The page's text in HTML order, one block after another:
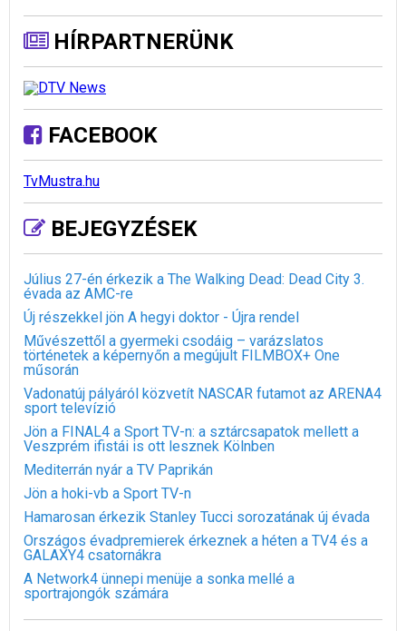
HÍRPARTNERÜNK
FACEBOOK
TvMustra.hu
BEJEGYZÉSEK
Július 27-én érkezik a The Walking Dead: Dead City 3.
évada az AMC-re
Új részekkel jön A hegyi doktor - Újra rendel
Művészettől a gyermeki csodáig – varázslatos
történetek a képernyőn a megújult FILMBOX+ One
műsorán
Vadonatúj pályáról közvetít NASCAR futamot az ARENA4
sport televízió
Jön a FINAL4 a Sport TV-n: a sztárcsapatok mellett a
Veszprém ifistái is ott lesznek Kölnben
Mediterrán nyár a TV Paprikán
Jön a hoki-vb a Sport TV-n
Hamarosan érkezik Stanley Tucci sorozatának új évada
Országos évadpremierek érkeznek a héten a TV4 és a
GALAXY4 csatornákra
A Network4 ünnepi menüje a sonka mellé a
sportrajongók számára